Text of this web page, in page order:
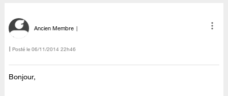
Ancien Membre
Posté le ‎06/11/2014 22h46
Bonjour,